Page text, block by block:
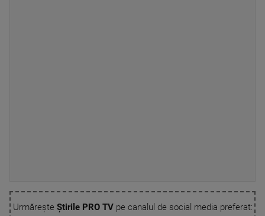
Urmărește Știrile PRO TVpe canalul de social media preferat: